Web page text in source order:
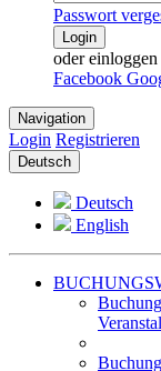
Passwort
Login
oder
Facebook
Navigation
Login Registrieren
Deutsch
Deutsch
English